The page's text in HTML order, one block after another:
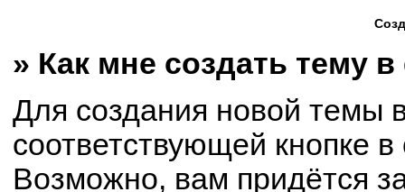
» Как мне создать тему
Для создания новой темы
соответствующей кнопке
Возможно, вам придётся